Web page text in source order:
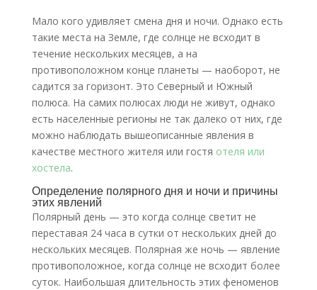
Мало кого удивляет смена дня и ночи. Однако есть
такие места на Земле, где солнце не всходит в
течение нескольких месяцев, а на
противоположном конце планеты — наоборот, не
садится за горизонт. Это Северный и Южный
полюса. На самих полюсах люди не живут, однако
есть населенные регионы не так далеко от них, где
можно наблюдать вышеописанные явления в
качестве местного жителя или гостя отеля или
хостела.
Определение полярного дня и ночи и причины
этих явлений
Полярный день — это когда солнце светит не
переставая 24 часа в сутки от нескольких дней до
нескольких месяцев. Полярная же ночь — явление
противоположное, когда солнце не всходит более
суток. Наибольшая длительность этих феноменов